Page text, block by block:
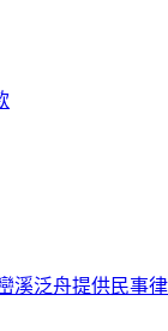
溪泛舟提供民事